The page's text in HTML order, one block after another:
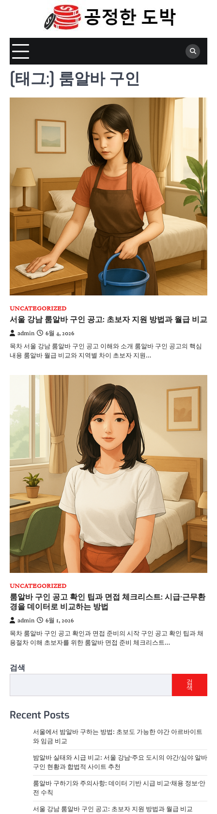
[태그:] 룸알바 구인
UNCATEGORIZED
서울 강남 룸알바 구인 공고: 초보자 지원 방법과 월급 비교
admin
6월 4, 2026
목차 서울 강남 룸알바 구인 공고 이해와 소개 룸알바 구인 공고의 핵심
내용 룸알바 월급 비교와 지역별 차이 초보자 지원…
UNCATEGORIZED
룸알바 구인 공고 확인 팁과 면접 체크리스트: 시급·근무환
경을 데이터로 비교하는 방법
admin
6월 1, 2026
목차 룸알바 구인 공고 확인과 면접 준비의 시작 구인 공고 확인 팁과 채
용절차 이해 초보자를 위한 룸알바 면접 준비 체크리스트…
검색
검
색
Recent Posts
서울에서 밤알바 구하는 방법: 초보도 가능한 야간 아르바이트
와 임금 비교
밤알바 실태와 시급 비교: 서울 강남·주요 도시의 야간/심야 알바
구인 현황과 합법적 사이트 추천
룸알바 구하기와 주의사항: 데이터 기반 시급 비교·채용 정보·안
전 수칙
서울 강남 룸알바 구인 공고: 초보자 지원 방법과 월급 비교